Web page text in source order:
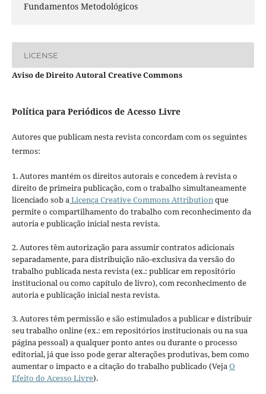
Fundamentos Metodológicos
LICENSE
Aviso de Direito Autoral Creative Commons
Política para Periódicos de Acesso Livre
Autores que publicam nesta revista concordam com os seguintes
termos:
1. Autores mantém os direitos autorais e concedem à revista o
direito de primeira publicação, com o trabalho simultaneamente
licenciado sob aLicença Creative Commons Attributionque
permite o compartilhamento do trabalho com reconhecimento da
autoria e publicação inicial nesta revista.
2. Autores têm autorização para assumir contratos adicionais
separadamente, para distribuição não-exclusiva da versão do
trabalho publicada nesta revista (ex.: publicar em repositório
institucional ou como capítulo de livro), com reconhecimento de
autoria e publicação inicial nesta revista.
3. Autores têm permissão e são estimulados a publicar e distribuir
seu trabalho online (ex.: em repositórios institucionais ou na sua
página pessoal) a qualquer ponto antes ou durante o processo
editorial, já que isso pode gerar alterações produtivas, bem como
aumentar o impacto e a citação do trabalho publicado (VejaO
Efeito do Acesso Livre).